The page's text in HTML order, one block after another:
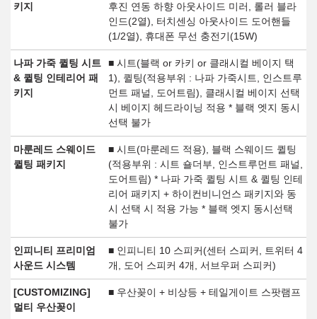
키지
후진 연동 하향 아웃사이드 미러, 롤러 블라
인드(2열), 터치센싱 아웃사이드 도어핸들
(1/2열), 휴대폰 무선 충전기(15W)
나파 가죽 퀼팅 시트
& 퀼팅 인테리어 패
키지
■ 시트(블랙 or 카키 or 클래시컬 베이지 택
1), 퀼팅(적용부위 : 나파 가죽시트, 인스트루
먼트 패널, 도어트림), 클래시컬 베이지 선택
시 베이지 헤드라이닝 적용 * 블랙 엣지 동시
선택 불가
마룬레드 스웨이드
퀼팅 패키지
■ 시트(마룬레드 적용), 블랙 스웨이드 퀼팅
(적용부위 : 시트 숄더부, 인스트루먼트 패널,
도어트림) * 나파 가죽 퀼팅 시트 & 퀼팅 인테
리어 패키지 + 하이컨비니언스 패키지와 동
시 선택 시 적용 가능 * 블랙 엣지 동시선택
불가
인피니티 프리미엄
사운드 시스템
■ 인피니티 10 스피커(센터 스피커, 트위터 4
개, 도어 스피커 4개, 서브우퍼 스피커)
[CUSTOMIZING]
멀티 우산꽂이
■ 우산꽂이 + 비상등 + 테일게이트 스팟램프